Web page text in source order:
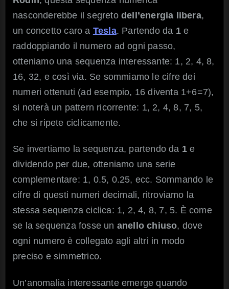
nasconderebbe il segreto dell’energia libera,
un concetto caro a Tesla. Partendo da 1e
raddoppiando il numero ad ogni passo,
otteniamo una sequenza interessante: 1, 2, 4, 8,
16, 32, e così via. Se sommiamo le cifre dei
numeri ottenuti (ad esempio, 16 diventa 1+6=7),
si noterà un pattern ricorrente: 1, 2, 4, 8, 7, 5,
che si ripete ciclicamente.
Se invertiamo la sequenza, partendo da 1 e
dividendo per due, otteniamo una serie
complementare: 1, 0.5, 0.25, ecc. Sommando le
cifre di questi numeri decimali, ritroviamo la
stessa sequenza ciclica: 1, 2, 4, 8, 7, 5. È come
se la sequenza fosse un anello chiuso, dove
ogni numero è collegato agli altri in modo
preciso e simmetrico.
Un’anomalia interessante emerge quando